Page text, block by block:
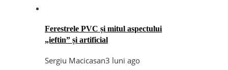
Ferestrele PVC și mitul aspectului
„ieftin” și artificial
Sergiu Macicasan3 luni ago